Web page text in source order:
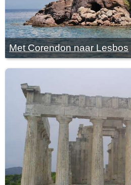
Met Corendon naar Lesbos